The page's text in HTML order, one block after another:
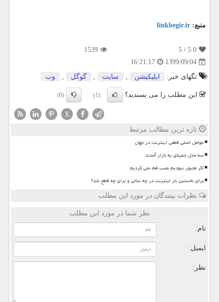
منبع: linkbegir.ir
5.0
/ 5
1539
1399/09/04
16:21:17
تگهای خبر:
اپلیكیشن , سایت , گوگل , وب
این مطلب را می پسندید؟ (1)
(0)
X
تازه ترین مطالب مرتبط
عوامل اصلی قطعی اینترنت در جهان
سه مدل جمینای به بازار آمدند
اگر مجبور نبودیم نصب هم نمی کردیم
برای نخستین بار اینترنت در چه سالی و برای چه قطع شد؟
نظرات بینندگان در مورد این مطلب
نظر شما در مورد این مطلب
نام:
ایمیل:
نظر: